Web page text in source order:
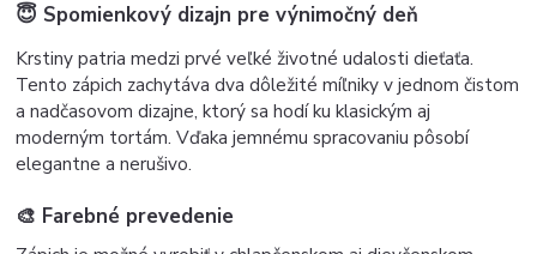
😇 Spomienkový dizajn pre výnimočný deň
Krstiny patria medzi prvé veľké životné udalosti dieťaťa.
Tento zápich zachytáva dva dôležité míľniky v jednom čistom
a nadčasovom dizajne, ktorý sa hodí ku klasickým aj
moderným tortám.Vďaka jemnému spracovaniu pôsobí
elegantne a nerušivo.
🎨 Farebné prevedenie